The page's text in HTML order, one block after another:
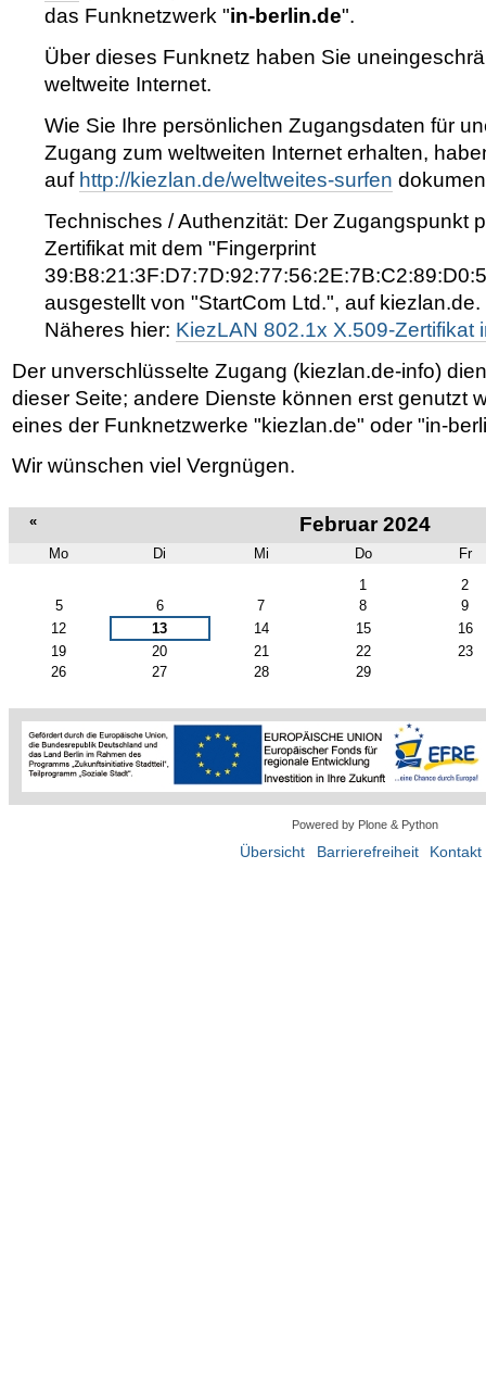
das Funknetzwerk "in-berlin.de".
Über dieses Funknetz haben Sie
weltweite Internet.
Wie Sie Ihre persönlichen Zugangsdaten für
Zugang zum weltweiten Internet erhalten,
auf http://kiezlan.de/weltweites-surfen
Technisches / Authenzität: Der Zugangspunkt
Zertifikat mit dem "Fingerprint
ausgestellt von "StartCom Ltd.", auf kiezlan.de.
Näheres hier: KiezLAN 802.1x X.509-Zertifikat
Der unverschlüsselte Zugang (kiezlan.de-info)
dieser Seite; andere Dienste können erst genutzt
eines der Funknetzwerke "kiezlan.de" oder "in-
Wir wünschen viel Vergnügen.
« Februar 2024
Mo Di Mi Do
Fr
1
2
5
6 7 8
9
12
13 14 15
16
19
20 21 22
23
26
27 28 29
Powered by Plone & Python
Übersicht Barrierefreiheit Kontakt